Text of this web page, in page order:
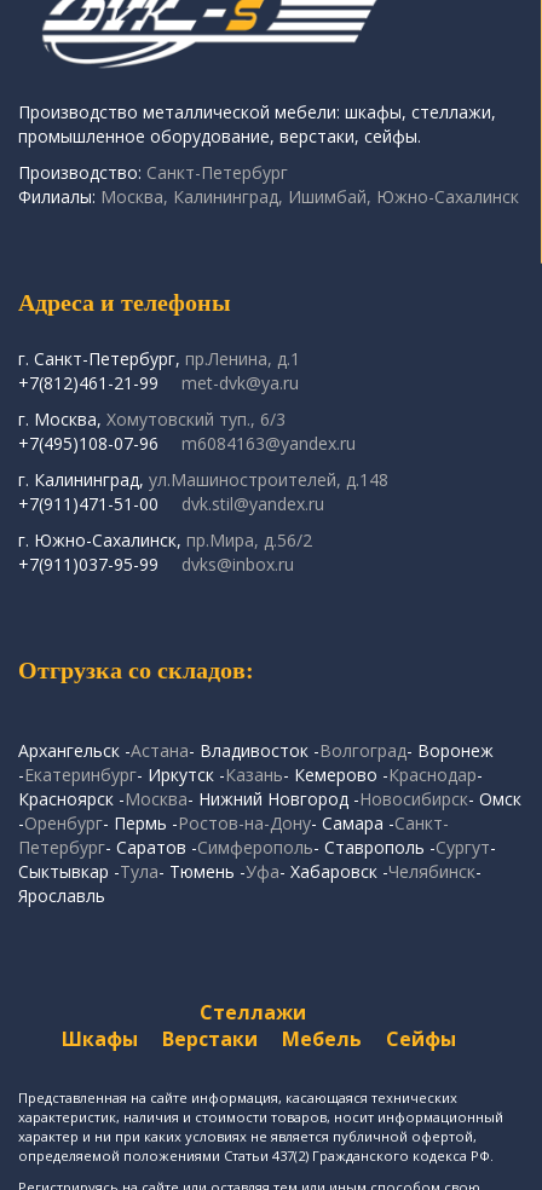
Производство металлической мебели: шкафы, стеллажи,
промышленное оборудование, верстаки, сейфы.
Производство: Санкт-Петербург
Филиалы: Москва, Калининград, Ишимбай, Южно-Сахалинск
Адреса и телефоны
г. Санкт-Петербург, пр.Ленина, д.1
+7(812)461-21-99
met-dvk@ya.ru
г. Москва, Хомутовский туп., 6/3
+7(495)108-07-96
m6084163@yandex.ru
г. Калининград, ул.Машиностроителей, д.148
+7(911)471-51-00
dvk.stil@yandex.ru
г. Южно-Сахалинск, пр.Мира, д.56/2
+7(911)037-95-99
dvks@inbox.ru
Отгрузка со складов:
Архангельск -Астана- Владивосток -Волгоград- Воронеж
-Екатеринбург- Иркутск -Казань- Кемерово -Краснодар-
Красноярск -Москва- Нижний Новгород -Новосибирск- Омск
-Оренбург- Пермь -Ростов-на-Дону- Самара -Санкт-
Петербург- Саратов -Симферополь- Ставрополь -Сургут-
Сыктывкар -Тула- Тюмень -Уфа- Хабаровск -Челябинск-
Ярославль
Стеллажи
Шкафы
Верстаки Мебель Сейфы
Представленная на сайте информация, касающаяся технических
характеристик, наличия и стоимости товаров, носит информационный
характер и ни при каких условиях не является публичной офертой,
определяемой положениями Статьи 437(2) Гражданского кодекса РФ.